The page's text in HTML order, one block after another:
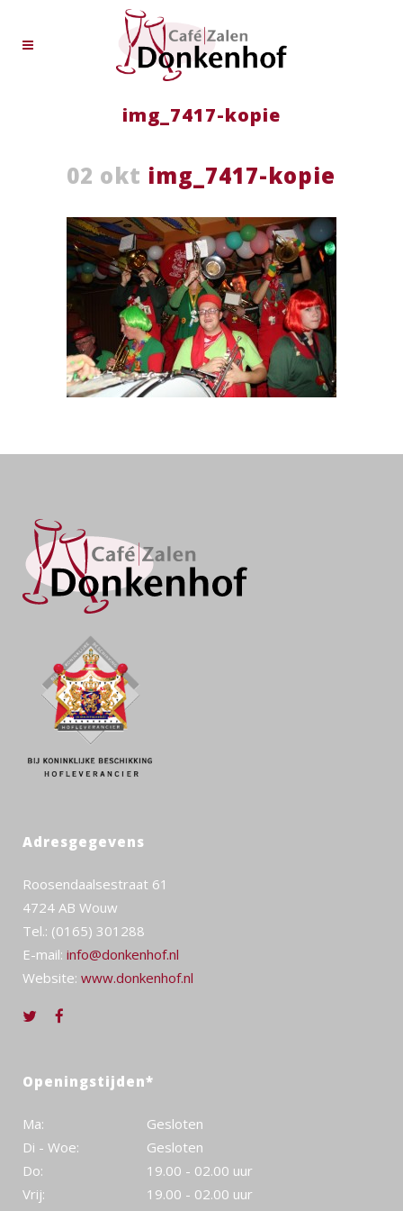
img_7417-kopie
02 okt img_7417-kopie
Adresgegevens
Roosendaalsestraat 61
4724 AB Wouw
Tel.: (0165) 301288
E-mail: info@donkenhof.nl
Website: www.donkenhof.nl
Openingstijden*
Ma:
Gesloten
Di - Woe:
Gesloten
Do:
19.00 - 02.00 uur
Vrij:
19.00 - 02.00 uur